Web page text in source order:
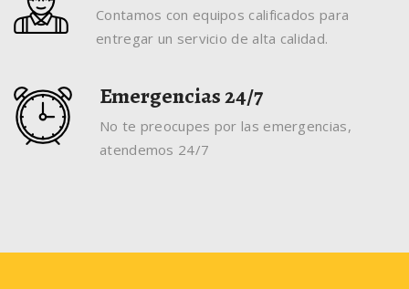
Contamos con equipos calificados para
entregar un servicio de alta calidad.
Emergencias 24/7
No te preocupes por las emergencias,
atendemos 24/7